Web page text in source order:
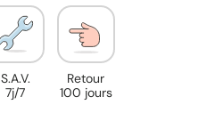
S.A.V.
7j/7
Retour
100 jours